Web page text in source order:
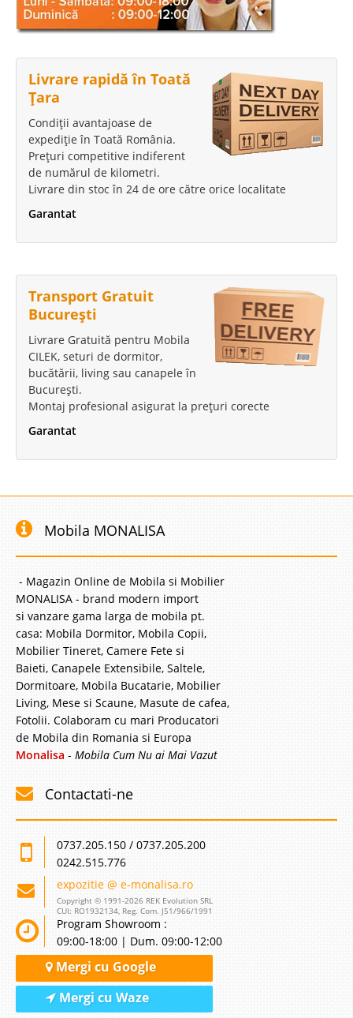
Livrare rapidă în Toată
Țara
Condiții avantajoase de
expediție în Toată România.
Prețuri competitive indiferent
de numărul de kilometri.
Livrare din stoc în 24 de ore către orice localitate
Garantat
Transport Gratuit
București
Livrare Gratuită pentru Mobila
CILEK, seturi de dormitor,
bucătării, living sau canapele în
București.
Montaj profesional asigurat la prețuri corecte
Garantat
Mobila MONALISA
- Magazin Online de Mobila si Mobilier
MONALISA - brand modern import
si vanzare gama larga de mobila pt.
casa: Mobila Dormitor, Mobila Copii,
Mobilier Tineret, Camere Fete si
Baieti, Canapele Extensibile, Saltele,
Dormitoare, Mobila Bucatarie, Mobilier
Living, Mese si Scaune, Masute de cafea,
Fotolii. Colaboram cu mari Producatori
de Mobila din Romania si Europa
Monalisa - Mobila Cum Nu ai Mai Vazut
Contactati-ne
0737.205.150 / 0737.205.200
0242.515.776
expozitie @ e-monalisa.ro
Copyright © 1991-2026 REK Evolution SRL
CUI: RO1932134, Reg. Com. J51/966/1991
Program Showroom :
09:00-18:00 | Dum. 09:00-12:00
Mergi cu Google
Mergi cu Waze